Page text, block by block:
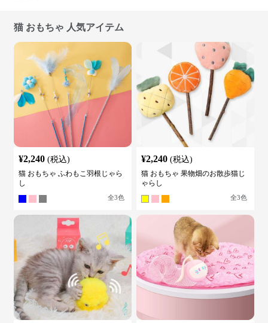
猫 おもちゃ 人気アイテム
¥2,240 (税込)
猫 おもちゃ ふわもこ羽根じゃら
し
全3色
¥2,240 (税込)
猫 おもちゃ 果物畑のお散歩猫じ
ゃらし
全3色